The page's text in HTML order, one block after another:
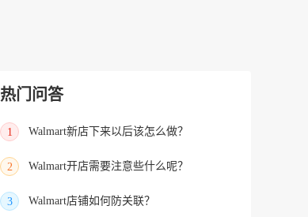
热门问答
1 Walmart新店下来以后该怎么做？
2 Walmart开店需要注意些什么呢？
3 Walmart店铺如何防关联？